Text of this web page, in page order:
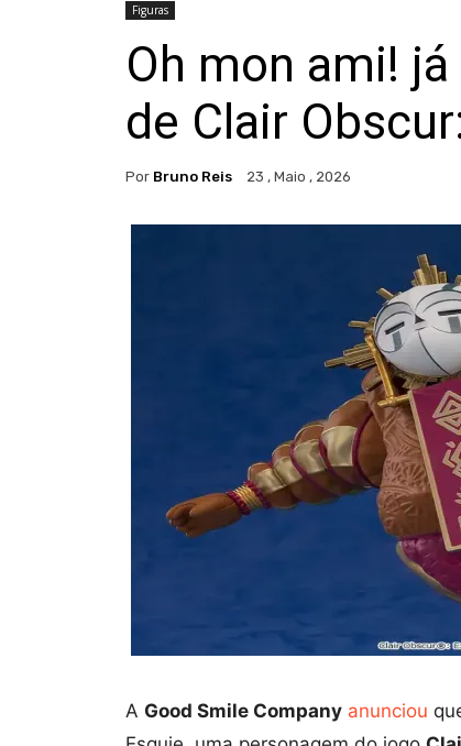
Figuras
Oh mon ami!
de Clair
Por Bruno Reis 23 , Maio , 2026
A Good Smile Company anunciou